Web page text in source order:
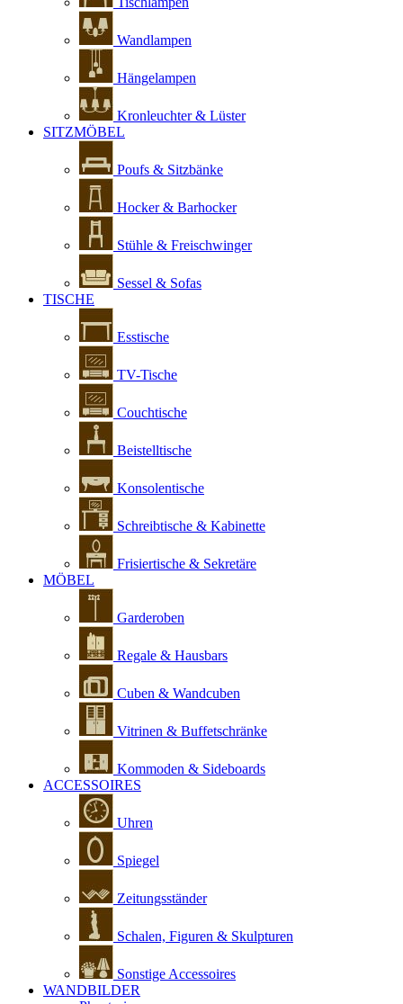
Wandlampen
Hängelampen
Kronleuchter & Lüster
SITZMÖBEL
Poufs & Sitzbänke
Hocker & Barhocker
Stühle & Freischwinger
Sessel & Sofas
TISCHE
Esstische
TV-Tische
Couchtische
Beistelltische
Konsolentische
Schreibtische & Kabinette
Frisiertische & Sekretäre
MÖBEL
Garderoben
Regale & Hausbars
Cuben & Wandcuben
Vitrinen & Buffetschränke
Kommoden & Sideboards
ACCESSOIRES
Uhren
Spiegel
Zeitungsständer
Schalen, Figuren & Skulpturen
Sonstige Accessoires
WANDBILDER